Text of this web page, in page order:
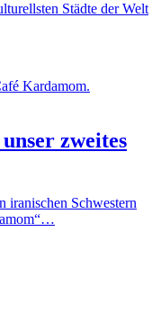
Städte der Welt
zweites
iranischen Schwestern